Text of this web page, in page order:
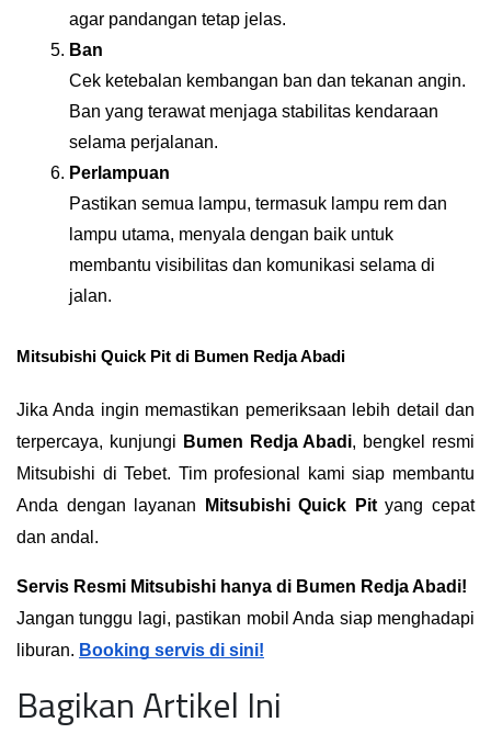
agar pandangan tetap jelas.
Ban
Cek ketebalan kembangan ban dan tekanan angin.
Ban yang terawat menjaga stabilitas kendaraan
selama perjalanan.
Perlampuan
Pastikan semua lampu, termasuk lampu rem dan
lampu utama, menyala dengan baik untuk
membantu visibilitas dan komunikasi selama di
jalan.
Mitsubishi Quick Pit di Bumen Redja Abadi
Jika Anda ingin memastikan pemeriksaan lebih detail dan
terpercaya, kunjungi Bumen Redja Abadi, bengkel resmi
Mitsubishi di Tebet. Tim profesional kami siap membantu
Anda dengan layanan
Mitsubishi Quick Pit yang cepat
dan andal.
Servis Resmi Mitsubishi hanya di Bumen Redja Abadi!
Jangan tunggu lagi, pastikan mobil Anda siap menghadapi
liburan. Booking servis di sini!
Bagikan Artikel Ini